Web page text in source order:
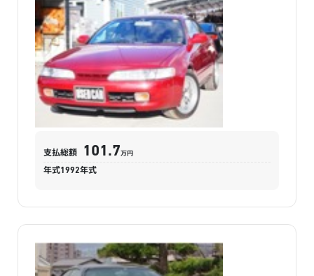
トヨタ
ハイエースバン
車買取価格260.7
MOTA査定実績一般買取・査定下取り相場
※2023年式（令和5年）買取相場
10
ランドクルーザープラド
車買取価格287.9
支払総額 101.7万円
年式1992年式